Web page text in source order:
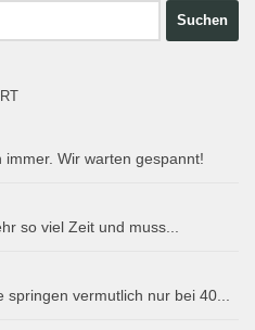
Wir warten gespannt!
so viel Zeit und muss...
vermutlich nur bei 40...